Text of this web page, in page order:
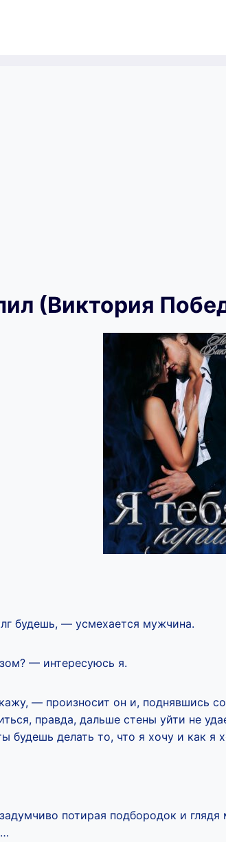
(Виктория
будешь, — усмехается мужчина.
— интересуюсь я.
— произносит он и, поднявшись со
правда, дальше стены уйти не
будешь делать то, что я хочу и как я
потирая подбородок и